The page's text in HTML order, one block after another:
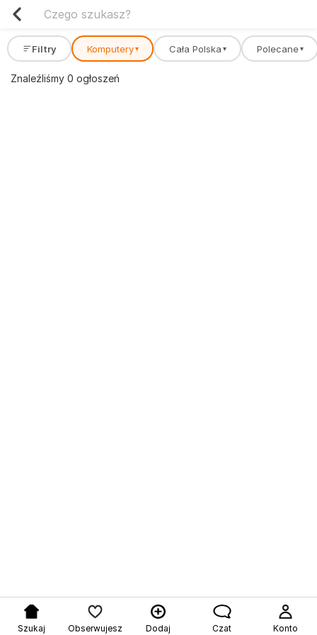
Filtry Komputery ▾ Cała Polska ▾ Polecane ▾
Znaleźliśmy 0 ogłoszeń
Szukaj Obserwujesz Dodaj Czat Konto